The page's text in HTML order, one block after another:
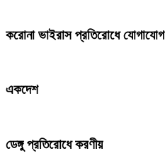
করোনা ভাইরাস প্রতিরোধে যোগাযোগ
একদেশ
ডেঙ্গু প্রতিরোধে করণীয়